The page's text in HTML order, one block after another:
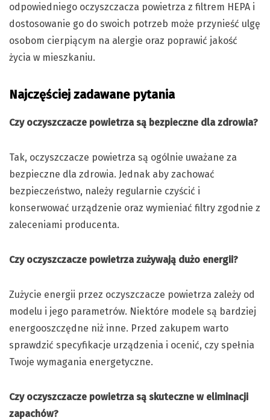
odpowiedniego oczyszczacza powietrza z filtrem HEPA i
dostosowanie go do swoich potrzeb może przynieść ulgę
osobom cierpiącym na alergie oraz poprawić jakość
życia w mieszkaniu.
Najczęściej zadawane pytania
Czy oczyszczacze powietrza są bezpieczne dla zdrowia?
Tak, oczyszczacze powietrza są ogólnie uważane za
bezpieczne dla zdrowia. Jednak aby zachować
bezpieczeństwo, należy regularnie czyścić i
konserwować urządzenie oraz wymieniać filtry zgodnie z
zaleceniami producenta.
Czy oczyszczacze powietrza zużywają dużo energii?
Zużycie energii przez oczyszczacze powietrza zależy od
modelu i jego parametrów. Niektóre modele są bardziej
energooszczędne niż inne. Przed zakupem warto
sprawdzić specyfikacje urządzenia i ocenić, czy spełnia
Twoje wymagania energetyczne.
Czy oczyszczacze powietrza są skuteczne w eliminacji
zapachów?